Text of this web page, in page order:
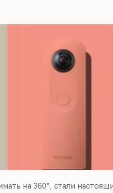
на 360°, стали